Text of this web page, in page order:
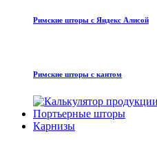
Римские шторы с Яндекс Алисой
Римские шторы с кантом
Портьерные шторы
Карнизы